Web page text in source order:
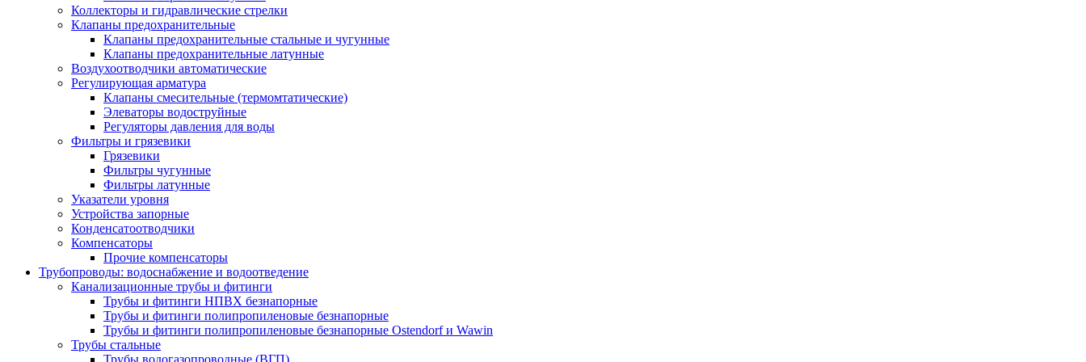
Коллекторы и гидравлические стрелки
Клапаны предохранительные
Клапаны предохранительные стальные и чугунные
Клапаны предохранительные латунные
Воздухоотводчики автоматические
Регулирующая арматура
Клапаны смесительные (термомтатические)
Элеваторы водоструйные
Регуляторы давления для воды
Фильтры и грязевики
Грязевики
Фильтры чугунные
Фильтры латунные
Указатели уровня
Устройства запорные
Конденсатоотводчики
Компенсаторы
Прочие компенсаторы
Трубопроводы: водоснабжение и водоотведение
Канализационные трубы и фитинги
Трубы и фитинги НПВХ безнапорные
Трубы и фитинги полипропиленовые безнапорные
Трубы и фитинги полипропиленовые безнапорные Ostendorf и Wawin
Трубы стальные
Трубы водогазопроводные (ВГП)